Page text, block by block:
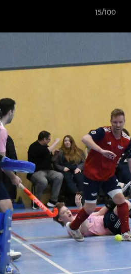
15/100